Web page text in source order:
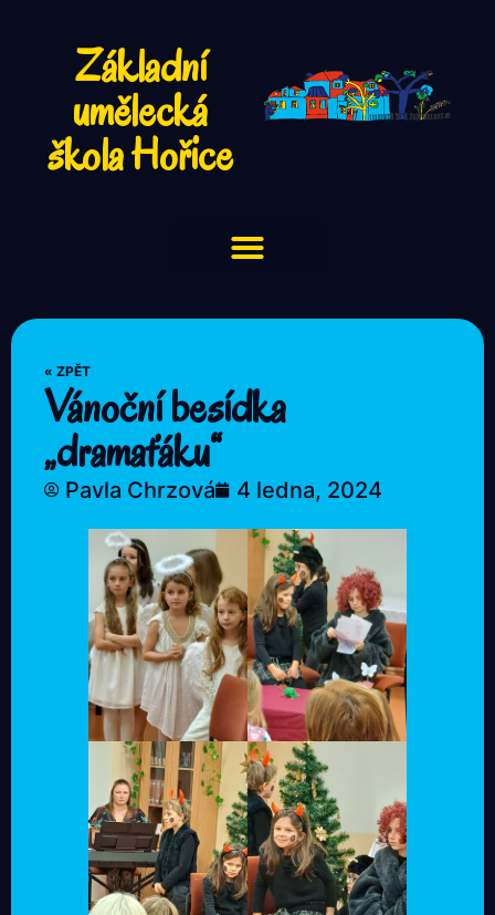
Základní
umělecká
škola Hořice
« ZPĚT
Vánoční besídka
„dramaťáku“
Pavla Chrzová 4 ledna, 2024